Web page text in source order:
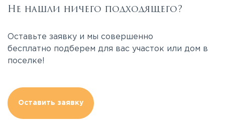
Не нашли ничего подходящего?
Оставьте заявку и мы совершенно
бесплатно подберем для вас участок или дом в
поселке!
Оставить заявку